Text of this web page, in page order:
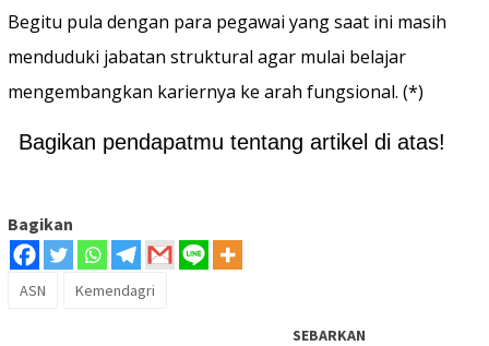
Begitu pula dengan para pegawai yang saat ini masih
menduduki jabatan struktural agar mulai belajar
mengembangkan kariernya ke arah fungsional. (*)
Bagikan pendapatmu tentang artikel di atas!
Bagikan
ASN Kemendagri
SEBARKAN